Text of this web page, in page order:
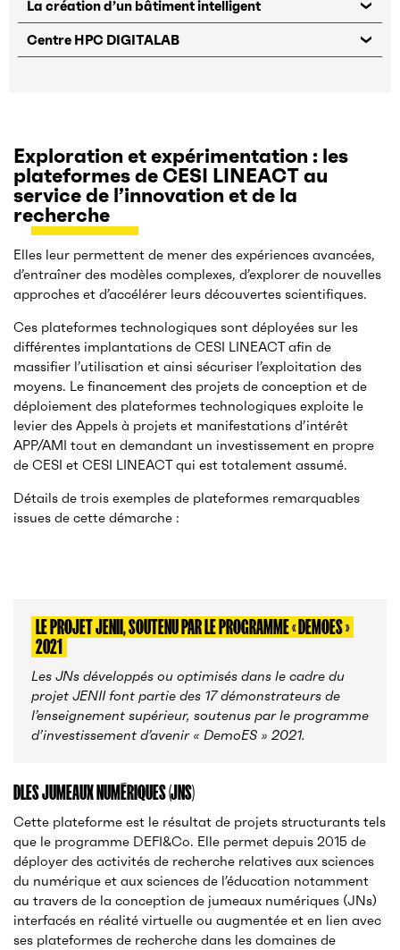
La création d’un bâtiment intelligent
Centre HPC DIGITALAB
Exploration et expérimentation : les
plateformes de CESI LINEACT au
service de l’innovation et de la
recherche
Elles leur permettent de mener des expériences avancées,
d’entraîner des modèles complexes, d’explorer de nouvelles
approches et d’accélérer leurs découvertes scientifiques.
Ces plateformes technologiques sont déployées sur les
différentes implantations de CESI LINEACT afin de
massifier l’utilisation et ainsi sécuriser l’exploitation des
moyens. Le financement des projets de conception et de
déploiement des plateformes technologiques exploite le
levier des Appels à projets et manifestations d’intérêt
APP/AMI tout en demandant un investissement en propre
de CESI et CESI LINEACT qui est totalement assumé.
Détails de trois exemples de plateformes remarquables
issues de cette démarche :
LE PROJET JENII, SOUTENU PAR LE PROGRAMME « DEMOES »
2021
Les JNs développés ou optimisés dans le cadre du
projet JENII font partie des 17 démonstrateurs de
l’enseignement supérieur, soutenus par le programme
d’investissement d’avenir « DemoES » 2021.
DLES JUMEAUX NUMÉRIQUES (JNS)
Cette plateforme est le résultat de projets structurants tels
que le programme DEFI&Co. Elle permet depuis 2015 de
déployer des activités de recherche relatives aux sciences
du numérique et aux sciences de l’éducation notamment
au travers de la conception de jumeaux numériques (JNs)
interfacés en réalité virtuelle ou augmentée et en lien avec
ses plateformes de recherche dans les domaines de